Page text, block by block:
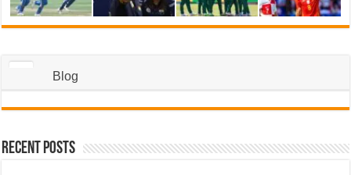
Blog
Recent Posts